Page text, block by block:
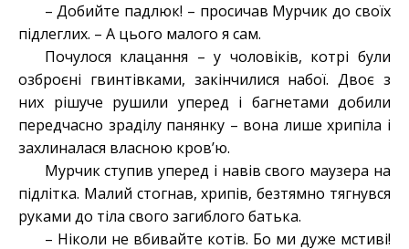
– Добийте падлюк! – просичав Мурчик до своїх
підлеглих. – А цього малого я сам.
Почулося клацання – у чоловіків, котрі були
озброєні гвинтівками, закінчилися набої. Двоє з
них рішуче рушили уперед і багнетами добили
передчасно зраділу панянку – вона лише хрипіла і
захлиналася власною кров’ю.
Мурчик ступив уперед і навів свого маузера на
підлітка. Малий стогнав, хрипів, безтямно тягнувся
руками до тіла свого загиблого батька.
– Ніколи не вбивайте котів. Бо ми дуже мстиві!